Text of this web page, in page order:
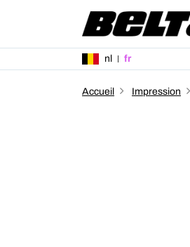
nl fr
Accueil Impression